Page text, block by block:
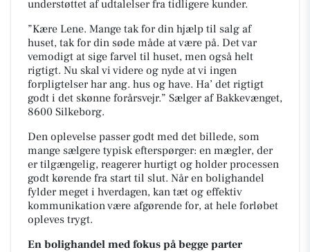
understøttet af udtalelser fra tidligere kunder.
”Kære Lene. Mange tak for din hjælp til salg af
huset, tak for din søde måde at være på. Det var
vemodigt at sige farvel til huset, men også helt
rigtigt. Nu skal vi videre og nyde at vi ingen
forpligtelser har ang. hus og have. Ha’ det rigtigt
godt i det skønne forårsvejr.” Sælger af Bakkevænget,
8600 Silkeborg.
Den oplevelse passer godt med det billede, som
mange sælgere typisk efterspørger: en mægler, der
er tilgængelig, reagerer hurtigt og holder processen
godt kørende fra start til slut. Når en bolighandel
fylder meget i hverdagen, kan tæt og effektiv
kommunikation være afgørende for, at hele forløbet
opleves trygt.
En bolighandel med fokus på begge parter